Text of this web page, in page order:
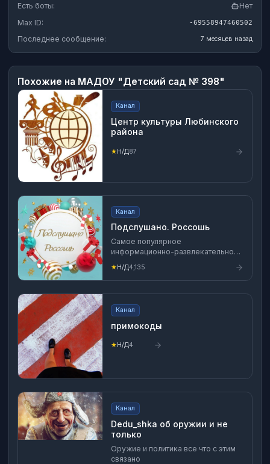
Есть боты:
Нет
Max ID:
-69558947460502
Последнее сообщение: 7 месяцев назад
Похожие на МАДОУ "Детский сад № 398"
Канал
Центр культуры Любинского
района
★Н/Д87
Канал
Подслушано. Россошь
Самое популярное
информационно-развлекательное
сообщество г.Россошь
Воронежской области
★Н/Д4,135
Канал
примокоды
★ Н/Д4
Канал
Dedu_shka об оружии и не
только
Оружие и политика все что с этим
связано